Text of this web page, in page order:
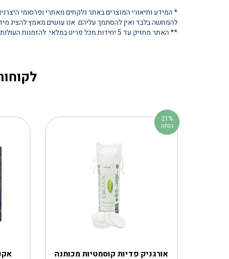
* המידע ותיאורי המוצרים באתר נלקחים מאתרי ופרסומי
להמחשה בלבד ואין להסתמך עליהם. אנו עושים מאמץ להציג
** האתר מחזיק עד 5 יחידות מכל פריט במלאי. להזמנות העולות על כמות זו, נא ליצור קשר ישיר
‎אורגניק פדיות קוסמטיות מכותנה
21%
הנחה